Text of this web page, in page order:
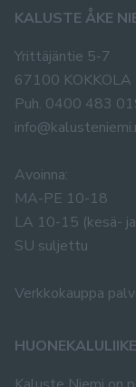
KALUSTE ÅKE
Yrittäjäntie 5-7
67100 KOKKOLA
Puh. 0400 483
Avoinna:
MA-PE 10-18
LA 10-15 (kesä-
SU suljettu
Verkkokauppa